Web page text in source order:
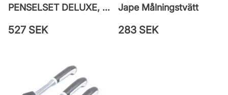
PENSELSET DELUXE, MÅLA FASAD, ALLA YTOR
527 SEK
Jape Målningstvätt
283 SEK